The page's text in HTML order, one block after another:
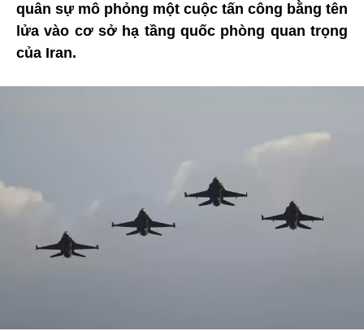
quân sự mô phỏng một cuộc tấn công bằng tên
lửa vào cơ sở hạ tầng quốc phòng quan trọng
của Iran.